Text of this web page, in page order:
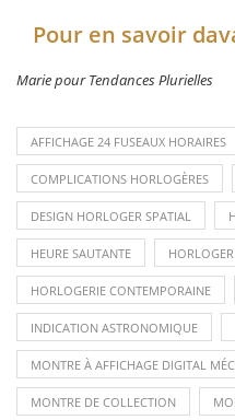
Pour en savoir
Marie pour Tendances Plurielles
AFFICHAGE 24 FUSEAUX HORAIRES
COMPLICATIONS HORLOGÈRES
DESIGN HORLOGER SPATIAL
HEURE SAUTANTE
HORLOGERIE CONTEMPORAINE
INDICATION ASTRONOMIQUE
MONTRE À AFFICHAGE DIGITAL
MONTRE DE COLLECTION